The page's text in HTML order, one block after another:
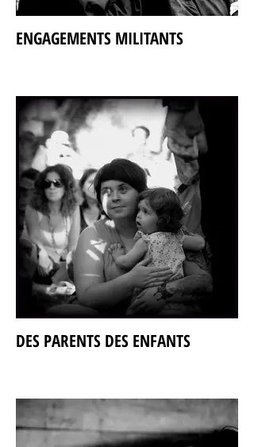
ENGAGEMENTS MILITANTS
DES PARENTS DES ENFANTS